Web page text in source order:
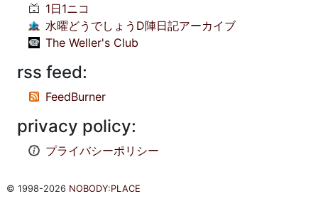
1日1ニコ
水曜どうでしょうD陣日記アーカイブ
The Weller's Club
rss feed:
FeedBurner
privacy policy:
プライバシーポリシー
© 1998-2026 NOBODY:PLACE